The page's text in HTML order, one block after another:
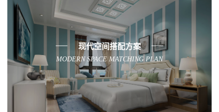
现代空间搭配方案
MODERN SPACE MATCHING PLAN